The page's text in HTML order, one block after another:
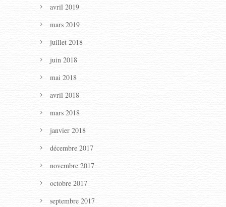
avril 2019
mars 2019
juillet 2018
juin 2018
mai 2018
avril 2018
mars 2018
janvier 2018
décembre 2017
novembre 2017
octobre 2017
septembre 2017